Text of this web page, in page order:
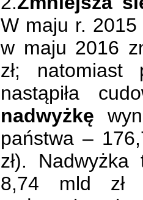
W maju r. 2015
w maju 2016
zł; natomiast
nastąpiła
nadwyżkę
państwa –
zł). Nadwyżka
8,74 mld zł